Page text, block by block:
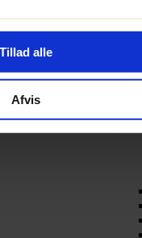
Tillad alle
Afvis